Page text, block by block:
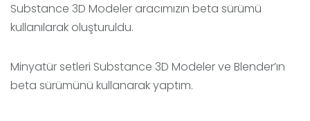
Substance 3D Modeler aracımızın beta sürümü
kullanılarak oluşturuldu.
Minyatür setleri Substance 3D Modeler ve Blender’ın
beta sürümünü kullanarak yaptım.